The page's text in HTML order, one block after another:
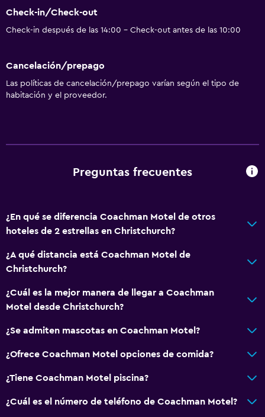
Cocina
Tetera eléctrica
Microondas
Comedor
Cocineta
General
Zona de estar
Vista al jardín
Sofá
Check-in/Check-out
Check-in después de las 14:00 - Check-out antes de las 10:00
Cancelación/prepago
Las políticas de cancelación/prepago varían según el tipo de
habitación y el proveedor.
Preguntas frecuentes
¿En qué se diferencia Coachman Motel de otros
hoteles de 2 estrellas en Christchurch?
¿A qué distancia está Coachman Motel de
Christchurch?
¿Cuál es la mejor manera de llegar a Coachman
Motel desde Christchurch?
¿Se admiten mascotas en Coachman Motel?
¿Ofrece Coachman Motel opciones de comida?
¿Tiene Coachman Motel piscina?
¿Cuál es el número de teléfono de Coachman Motel?